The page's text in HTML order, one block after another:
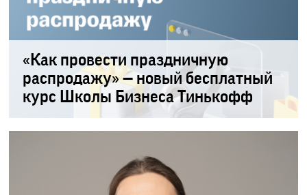
«Как провести праздничную
распродажу» — новый бесплатный
курс Школы Бизнеса Тинькофф